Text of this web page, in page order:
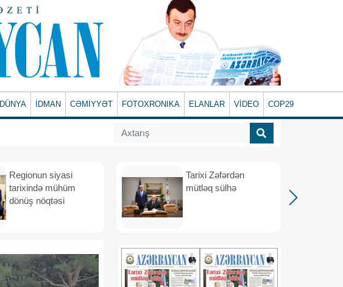
DÜNYA İDMAN CƏMİYYƏT FOTOXRONIKA ELANLAR VİDEO COP29
Regionun siyasi
tarixində mühüm
dönüş nöqtəsi
Tarixi Zəfərdən
mütləq sülhə